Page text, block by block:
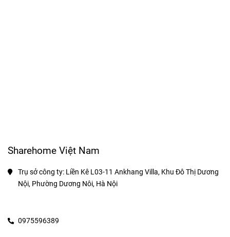
Sharehome Việt Nam
Trụ sở công ty: Liền Kê L03-11 Ankhang Villa, Khu Đô Thị Dương
Nội, Phường Dương Nôi, Hà Nội
0975596389